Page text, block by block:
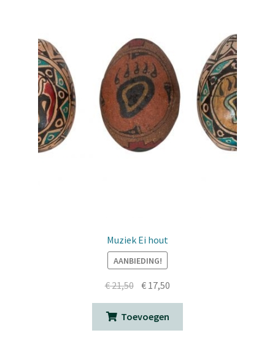
Muziek Ei hout
AANBIEDING!
€21,50 Oorspronkelijke
prijs
was:
€ 21,50.
€ 17,50
prijs
€ 17,50.
Toevoegen